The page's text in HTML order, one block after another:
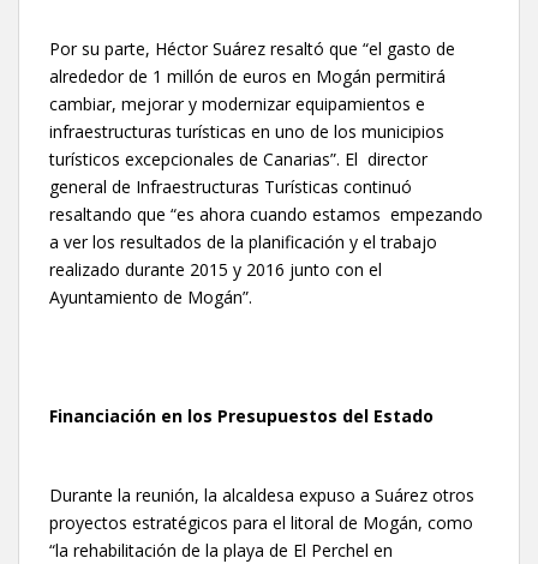
Por su parte, Héctor Suárez resaltó que “el gasto de
alrededor de 1 millón de euros en Mogán permitirá
cambiar, mejorar y modernizar equipamientos e
infraestructuras turísticas en uno de los municipios
turísticos excepcionales de Canarias”. El director
general de Infraestructuras Turísticas continuó
resaltando que “es ahora cuando estamos empezando
a ver los resultados de la planificación y el trabajo
realizado durante 2015 y 2016 junto con el
Ayuntamiento de Mogán”.
Financiación en los Presupuestos del Estado
Durante la reunión, la alcaldesa expuso a Suárez otros
proyectos estratégicos para el litoral de Mogán, como
“la rehabilitación de la playa de El Perchel en